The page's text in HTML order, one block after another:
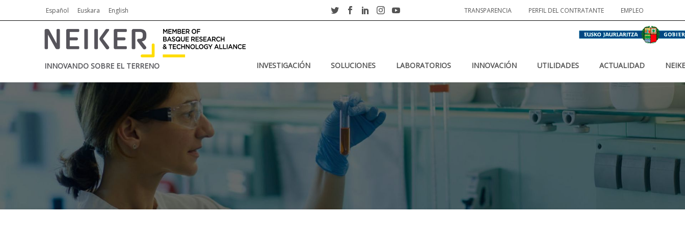
Español Euskara English TRANSPARENCIA PERFIL DEL CONTRATANTE EMPLEO
INNOVANDO SOBRE EL TERRENO INVESTIGACIÓN SOLUCIONES LABORATORIOS INNOVACIÓN UTILIDADES ACTUALIDAD